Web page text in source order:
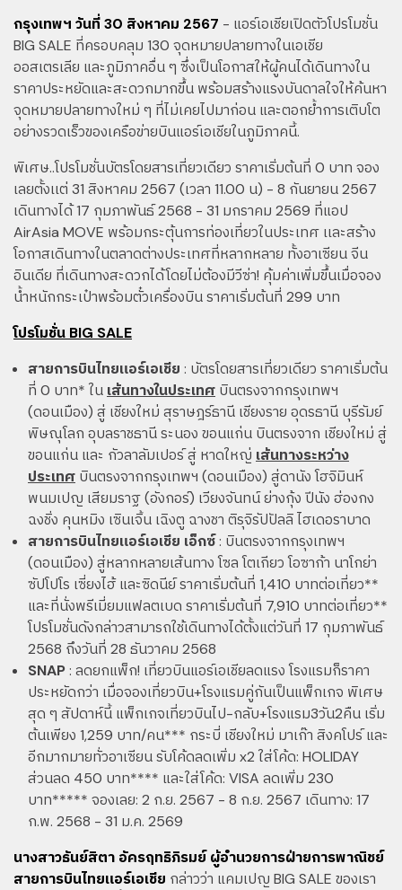
กรุงเทพฯ วันที่ 30 สิงหาคม 2567 - แอร์เอเชียเปิดตัวโปรโมชั่น
BIG SALE ที่ครอบคลุม 130 จุดหมายปลายทางในเอเชีย
ออสเตรเลีย และภูมิภาคอื่น ๆ ซึ่งเป็นโอกาสให้ผู้คนได้เดินทางใน
ราคาประหยัดและสะดวกมากขึ้น พร้อมสร้างแรงบันดาลใจให้ค้นหา
จุดหมายปลายทางใหม่ ๆ ที่ไม่เคยไปมาก่อน และตอกย้ำการเติบโต
อย่างรวดเร็วของเครือข่ายบินแอร์เอเชียในภูมิภาคนี้.
พิเศษ..โปรโมชั่นบัตรโดยสารเที่ยวเดียว ราคาเริ่มต้นที่ 0 บาท จอง
เลยตั้งเเต่ 31 สิงหาคม 2567 (เวลา 11.00 น) - 8 กันยายน 2567
เดินทางได้ 17 กุมภาพันธ์ 2568 - 31 มกราคม 2569 ที่แอป
AirAsia MOVE พร้อมกระตุ้นการท่องเที่ยวในประเทศ เเละสร้าง
โอกาสเดินทางในตลาดต่างประเทศที่หลากหลาย ทั้งอาเซียน จีน
อินเดีย ที่เดินทางสะดวกได้โดยไม่ต้องมีวีซ่า! คุ้มค่าเพิ่มขึ้นเมื่อจอง
น้ำหนักกระเป๋าพร้อมตั๋วเครื่องบิน ราคาเริ่มต้นที่ 299 บาท
โปรโมชั่น BIG SALE
สายการบินไทยแอร์เอเชีย : บัตรโดยสารเที่ยวเดียว ราคาเริ่มต้น
ที่ 0 บาท* ใน เส้นทางในประเทศ บินตรงจากกรุงเทพฯ
(ดอนเมือง) สู่ เชียงใหม่ สุราษฎร์ธานี เชียงราย อุดรธานี บุรีรัมย์
พิษณุโลก อุบลราชธานี ระนอง ขอนแก่น บินตรงจาก เชียงใหม่ สู่
ขอนแก่น และ กัวลาลัมเปอร์ สู่ หาดใหญ่ เส้นทางระหว่าง
ประเทศ บินตรงจากกรุงเทพฯ (ดอนเมือง) สู่ดานัง โฮจิมินห์
พนมเปญ เสียมราฐ (อังกอร์) เวียงจันทน์ ย่างกุ้ง ปีนัง ฮ่องกง
ฉงชิ่ง คุนหมิง เซินเจิ้น เฉิงตู ฉางชา ติรุจิรัปปัลลิ ไฮเดอราบาด
สายการบินไทยแอร์เอเชีย เอ็กซ์: บินตรงจากกรุงเทพฯ
(ดอนเมือง) สู่หลากหลายเส้นทาง โซล โตเกียว โอซาก้า นาโกย่า
ซัปโปโร เซี่ยงไฮ้ และซิดนีย์ ราคาเริ่มต้นที่ 1,410 บาทต่อเที่ยว**
และที่นั่งพรีเมี่ยมแฟลตเบด ราคาเริ่มต้นที่ 7,910 บาทต่อเที่ยว**
โปรโมชั่นดังกล่าวสามารถใช้เดินทางได้ตั้งแต่วันที่ 17 กุมภาพันธ์
2568 ถึงวันที่ 28 ธันวาคม 2568
SNAP: ลดยกแพ็ก! เที่ยวบินแอร์เอเชียลดแรง โรงแรมก็ราคา
ประหยัดกว่า เมื่อจองเที่ยวบิน+โรงแรมคู่กันเป็นแพ็กเกจ พิเศษ
สุด ๆ สัปดาห์นี้ แพ็กเกจเที่ยวบินไป-กลับ+โรงแรม3วัน2คืน เริ่ม
ต้นเพียง 1,259 บาท/คน*** กระบี่ เชียงใหม่ มาเก๊า สิงคโปร์ และ
อีกมากมายทั่วอาเซียน รับโค้ดลดเพิ่ม x2 ใส่โค้ด: HOLIDAY
ส่วนลด 450 บาท**** และใส่โค้ด: VISA ลดเพิ่ม 230
บาท***** จองเลย: 2 ก.ย. 2567 - 8 ก.ย. 2567 เดินทาง: 17
ก.พ. 2568 - 31 ม.ค. 2569
นางสาวธันย์สิตา อัครฤทธิภิรมย์ ผู้อำนวยการฝ่ายการพาณิชย์
สายการบินไทยแอร์เอเชีย กล่าวว่า แคมเปญ BIG SALE ของเรา